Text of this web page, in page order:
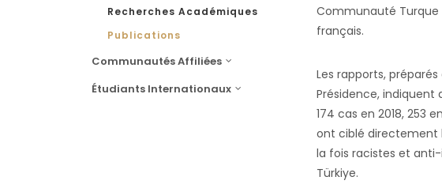
Recherches Académiques
Publications
Communautés Affiliées
Étudiants Internationaux
Communauté Turque
français.
Les rapports,
Présidence, indiquent
174 cas en 2018, 253
ont ciblé directement
la fois racistes et
Türkiye.